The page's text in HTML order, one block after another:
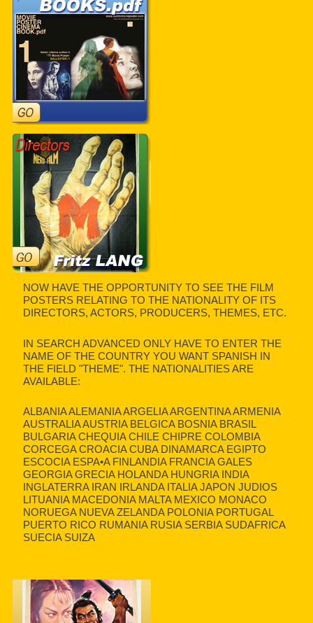
NOW HAVE THE OPPORTUNITY TO SEE THE FILM
POSTERS RELATING TO THE NATIONALITY OF ITS
DIRECTORS, ACTORS, PRODUCERS, THEMES, ETC.
IN SEARCH ADVANCED ONLY HAVE TO ENTER THE
NAME OF THE COUNTRY YOU WANT SPANISH IN
THE FIELD "THEME". THE NATIONALITIES ARE
AVAILABLE:
ALBANIA ALEMANIA ARGELIA ARGENTINA ARMENIA
AUSTRALIA AUSTRIA BELGICA BOSNIA BRASIL
BULGARIA CHEQUIA CHILE CHIPRE COLOMBIA
CORCEGA CROACIA CUBA DINAMARCA EGIPTO
ESCOCIA ESPA•A FINLANDIA FRANCIA GALES
GEORGIA GRECIA HOLANDA HUNGRIA INDIA
INGLATERRA IRAN IRLANDA ITALIA JAPON JUDIOS
LITUANIA MACEDONIA MALTA MEXICO MONACO
NORUEGA NUEVA ZELANDA POLONIA PORTUGAL
PUERTO RICO RUMANIA RUSIA SERBIA SUDAFRICA
SUECIA SUIZA